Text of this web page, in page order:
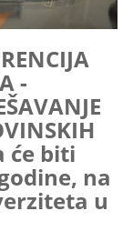
-
će biti
na
u